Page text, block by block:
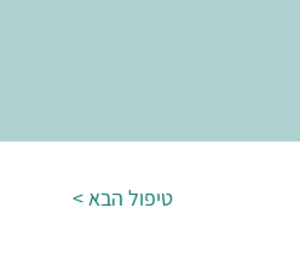
< טיפול הבא